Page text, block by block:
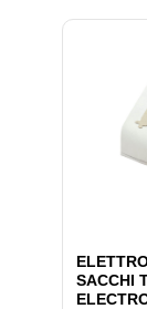
SACCHI